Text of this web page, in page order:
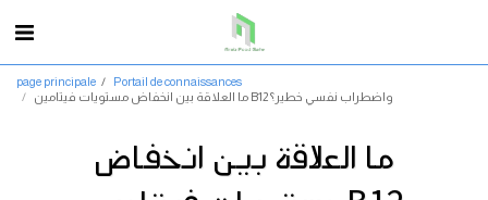
page principale
Portail de connaissances
ما العلاقة بين انخفاض مستويات فيتامين B12 واضطراب نفسي خطير؟
ما العلاقة بين انخفاض